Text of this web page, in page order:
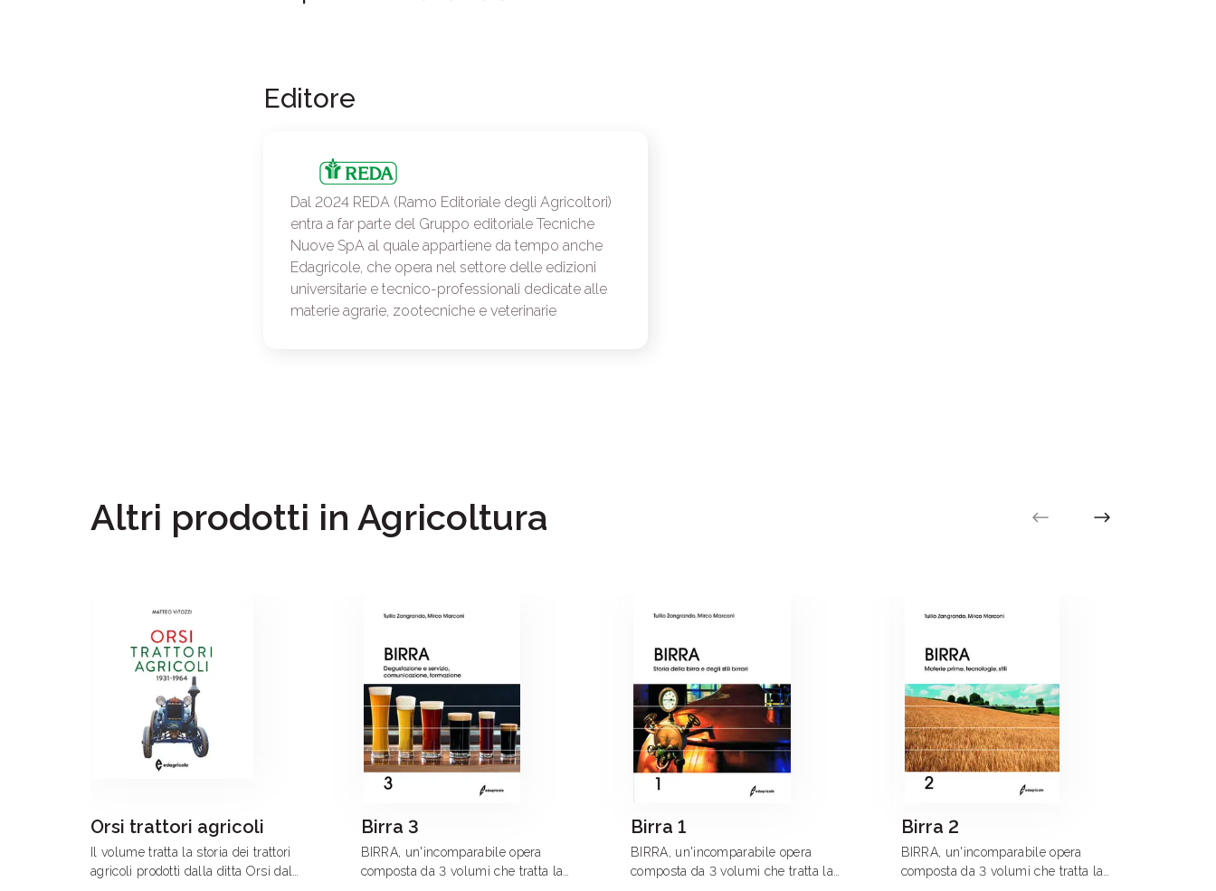
Editore
Dal 2024 REDA (Ramo Editoriale degli Agricoltori)
entra a far parte del Gruppo editoriale Tecniche
Nuove SpA al quale appartiene da tempo anche
Edagricole, che opera nel settore delle edizioni
universitarie e tecnico-professionali dedicate alle
materie agrarie, zootecniche e veterinarie
Altri prodotti in Agricoltura
Orsi trattori agricoli
Il volume tratta la storia dei trattori
agricoli prodotti dalla ditta Orsi dal
Birra 3
BIRRA, un'incomparabile opera
composta da 3 volumi che tratta la
Birra 1
BIRRA, un'incomparabile opera
composta da 3 volumi che tratta la
Birra 2
BIRRA, un'incomparabile opera
composta da 3 volumi che tratta la